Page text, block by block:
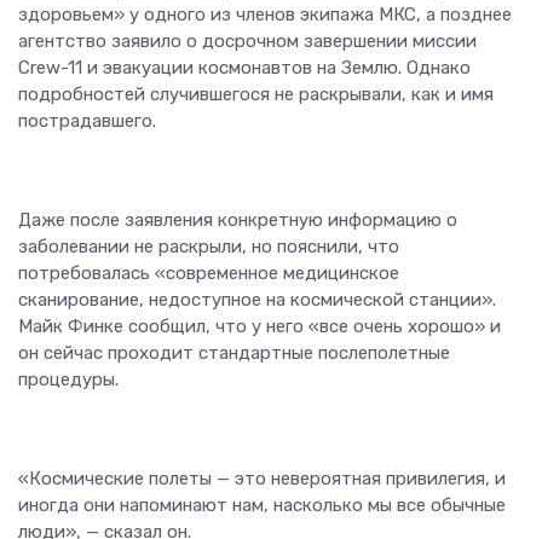
здоровьем» у одного из членов экипажа МКС, а позднее
агентство заявило о досрочном завершении миссии
Crew-11 и эвакуации космонавтов на Землю. Однако
подробностей случившегося не раскрывали, как и имя
пострадавшего.
Даже после заявления конкретную информацию о
заболевании не раскрыли, но пояснили, что
потребовалась «современное медицинское
сканирование, недоступное на космической станции».
Майк Финке сообщил, что у него «все очень хорошо» и
он сейчас проходит стандартные послеполетные
процедуры.
«Космические полеты — это невероятная привилегия, и
иногда они напоминают нам, насколько мы все обычные
люди», — сказал он.